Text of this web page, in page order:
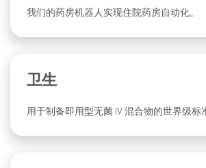
我们的药房机器人实现住院药房自动化。
卫生
用于制备即用型无菌 IV 混合物的世界级标